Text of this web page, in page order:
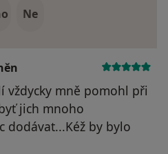
Ne
vždycky mně pomohl při
jich mnoho
dodávat...Kéž by bylo